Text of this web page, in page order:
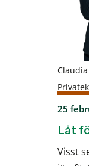
25
Låt
Visst